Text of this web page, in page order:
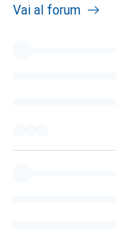
Vai al forum